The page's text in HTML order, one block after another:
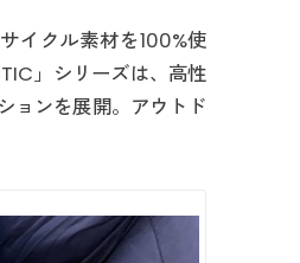
イクル素材を100%使
」シリーズは、高性
ョンを展開。アウトド